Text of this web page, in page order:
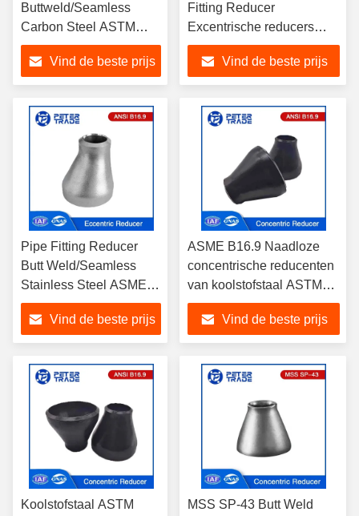
Buttweld/Seamless
Carbon Steel ASTM
A234 WPB Excentrische
reducers voor
pijpleidingen
Vind de beste prijs
Fitting Reducer
Excentrische reducers
voor verschillende
industrieën bij matige en
hoge temperatuur
Vind de beste prijs
Pipe Fitting Reducer
Butt Weld/Seamless
Stainless Steel ASME
B16.9 ASTM A403
Excentrische reducers
voor buissystemen
Vind de beste prijs
ASME B16.9 Naadloze
concentrische reducenten
van koolstofstaal ASTM
A420 WPL6 WPL9 voor
de chemische en
petrochemische industrie
Vind de beste prijs
Koolstofstaal ASTM
MSS SP-43 Butt Weld